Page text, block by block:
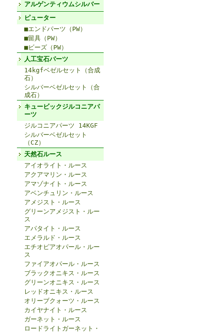
アルゲンティウムシルバー
ピューター
■エンドパーツ（PW）
■留具（PW）
■ビーズ（PW）
人工宝石パーツ
14kgfベゼルセット（合成
石）
シルバーベゼルセット（合
成石）
キュービックジルコニアパ
ーツ
ジルコニアパーツ 14KGF
シルバーベゼルセット
（CZ）
天然石ルース
アイオライト・ルース
アクアマリン・ルース
アマゾナイト・ルース
アベンチュリン・ルース
アメジスト・ルース
グリーンアメジスト・ルー
ス
アパタイト・ルース
エメラルド・ルース
エチオピアオパール・ルー
ス
ファイアオパール・ルース
ブラックオニキス・ルース
グリーンオニキス・ルース
レッドオニキス・ルース
オリーブクォーツ・ルース
カイヤナイト・ルース
ガーネット・ルース
ロードライトガーネット・